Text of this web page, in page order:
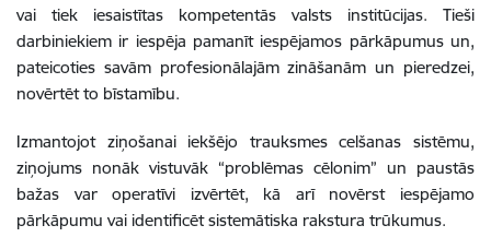
vai tiek iesaistītas kompetentās valsts institūcijas. Tieši
darbiniekiem ir iespēja pamanīt iespējamos pārkāpumus un,
pateicoties savām profesionālajām zināšanām un pieredzei,
novērtēt to bīstamību.
Izmantojot ziņošanai iekšējo trauksmes celšanas sistēmu,
ziņojums nonāk vistuvāk “problēmas cēlonim” un paustās
bažas var operatīvi izvērtēt, kā arī novērst iespējamo
pārkāpumu vai identificēt sistemātiska rakstura trūkumus.